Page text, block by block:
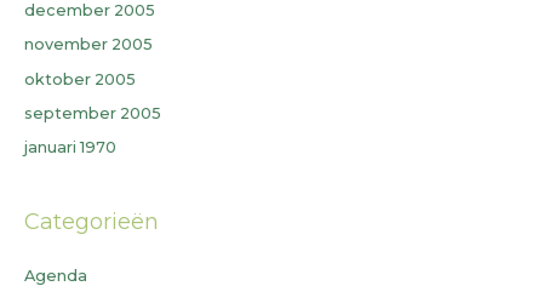
december 2005
november 2005
oktober 2005
september 2005
januari 1970
Categorieën
Agenda